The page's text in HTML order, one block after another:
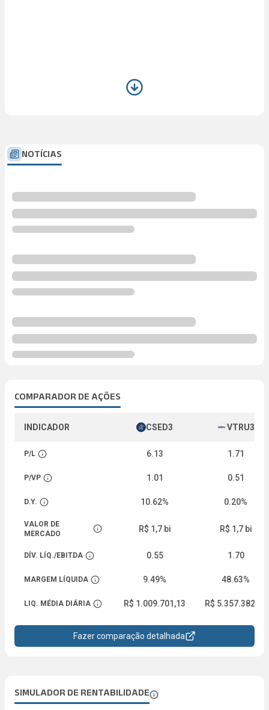
NOTÍCIAS
COMPARADOR DE AÇÕES
INDICADOR CSED3 VTRU3
P/L
Abrir descrição
6.13 1.71
P/VP
Abrir descrição
1.01 0.51
D.Y.
Abrir descrição
10.62% 0.20%
VALOR DE
MERCADO
Abrir descrição
R$ 1,7 bi R$ 1,7 bi
DÍV. LÍQ./EBITDA
Abrir descrição
0.55 1.70
MARGEM LÍQUIDA
Abrir descrição
9.49% 48.63%
LIQ. MÉDIA DIÁRIA
Abrir descrição
R$ 1.009.701,13 R$ 5.357.382,26
Fazer comparação detalhada
SIMULADOR DE RENTABILIDADE